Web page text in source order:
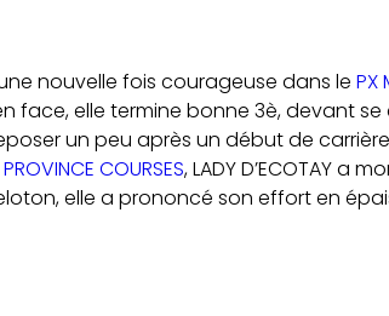
une nouvelle fois courageuse dans le PX
face, elle termine bonne 3è, devant
un peu après un début de
COURSES, LADY D’ECOTAY a
elle a prononcé son effort en